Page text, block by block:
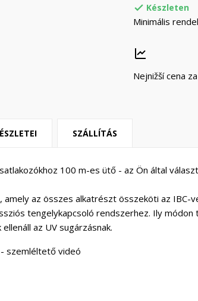
 Készleten
Minimális
Nejnižší cena
SZÁLLÍTÁS
100 m-es ütő - az Ön által
amely az összes alkatrészt összeköti az IBC-
tengelykapcsoló rendszerhez. Ily
az UV sugárzásnak.
szemléltető videó